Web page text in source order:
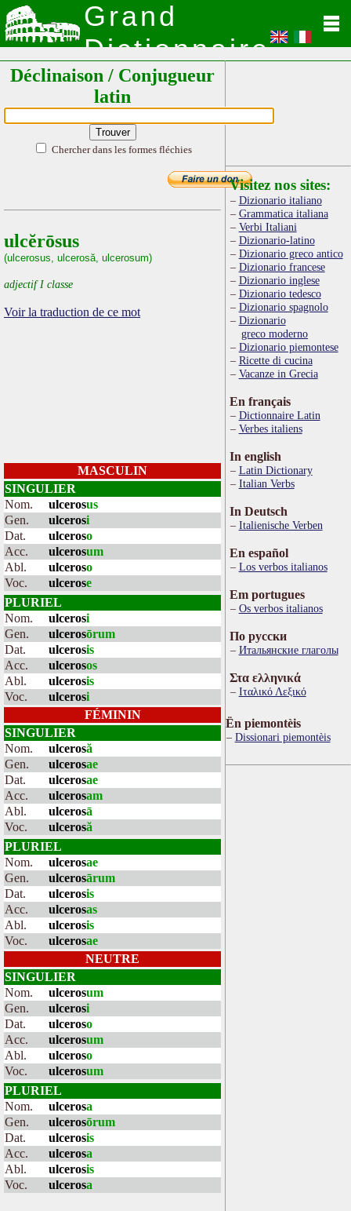
Grand
Dictionnaire
Latin
Déclinaison / Conjugueur
latin
Chercher dans les formes fléchies
ulcĕrōsus
(ulcerosus, ulcerosă, ulcerosum)
adjectif I classe
Voir la traduction de ce mot
MASCULIN
SINGULIER
Nom.
ulcerosus
Gen.
ulcerosi
Dat.
ulceroso
Acc.
ulcerosum
Abl.
ulceroso
Voc.
ulcerose
PLURIEL
Nom.
ulcerosi
Gen.
ulcerosōrum
Dat.
ulcerosis
Acc.
ulcerosos
Abl.
ulcerosis
Voc.
ulcerosi
FÉMININ
SINGULIER
Nom.
ulcerosă
Gen.
ulcerosae
Dat.
ulcerosae
Acc.
ulcerosam
Abl.
ulcerosā
Voc.
ulcerosă
PLURIEL
Nom.
ulcerosae
Gen.
ulcerosārum
Dat.
ulcerosis
Acc.
ulcerosas
Abl.
ulcerosis
Voc.
ulcerosae
NEUTRE
SINGULIER
Nom.
ulcerosum
Gen.
ulcerosi
Dat.
ulceroso
Acc.
ulcerosum
Abl.
ulceroso
Voc.
ulcerosum
PLURIEL
Nom.
ulcerosa
Gen.
ulcerosōrum
Dat.
ulcerosis
Acc.
ulcerosa
Abl.
ulcerosis
Voc.
ulcerosa
Visitez nos sites:
Dizionario italiano
Grammatica italiana
Verbi Italiani
Dizionario-latino
Dizionario greco antico
Dizionario francese
Dizionario inglese
Dizionario tedesco
Dizionario spagnolo
Dizionario
greco moderno
Dizionario piemontese
Ricette di cucina
Vacanze in Grecia
En français
Dictionnaire Latin
Verbes italiens
In english
Latin Dictionary
Italian Verbs
In Deutsch
Italienische Verben
En español
Los verbos italianos
Em portugues
Os verbos italianos
По русски
Итальянские глаголы
Στα ελληνικά
Ιταλικό Λεξικό
Ën piemontèis
Dissionari piemontèis